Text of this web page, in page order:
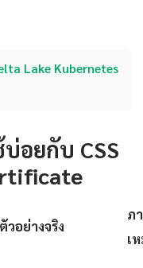
Lake Kubernetes
อยกับ CSS
ตัวอย่างจริง
ภ
เ